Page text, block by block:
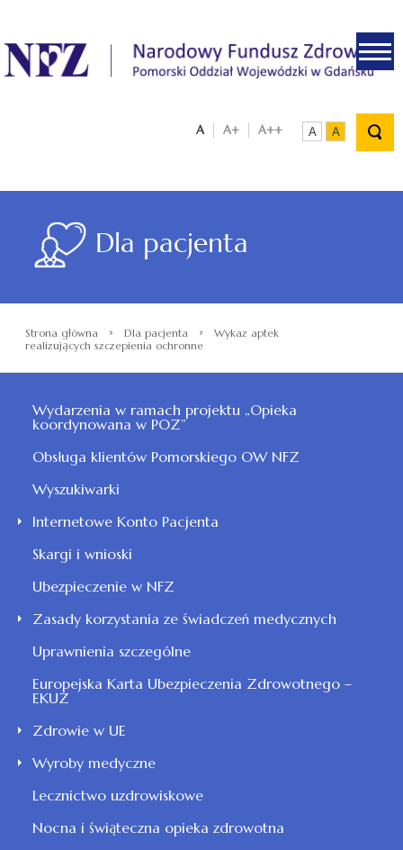
.
A A+ A++ A A
Dla pacjenta
Strona główna › Dla pacjenta ›
Wykaz aptek
realizujących szczepienia ochronne
Wydarzenia w ramach projektu „Opieka
koordynowana w POZ”
Obsługa klientów Pomorskiego OW NFZ
Wyszukiwarki
Internetowe Konto Pacjenta
Skargi i wnioski
Ubezpieczenie w NFZ
Zasady korzystania ze świadczeń medycznych
Uprawnienia szczególne
Europejska Karta Ubezpieczenia Zdrowotnego –
EKUZ
Zdrowie w UE
Wyroby medyczne
Lecznictwo uzdrowiskowe
Nocna i świąteczna opieka zdrowotna